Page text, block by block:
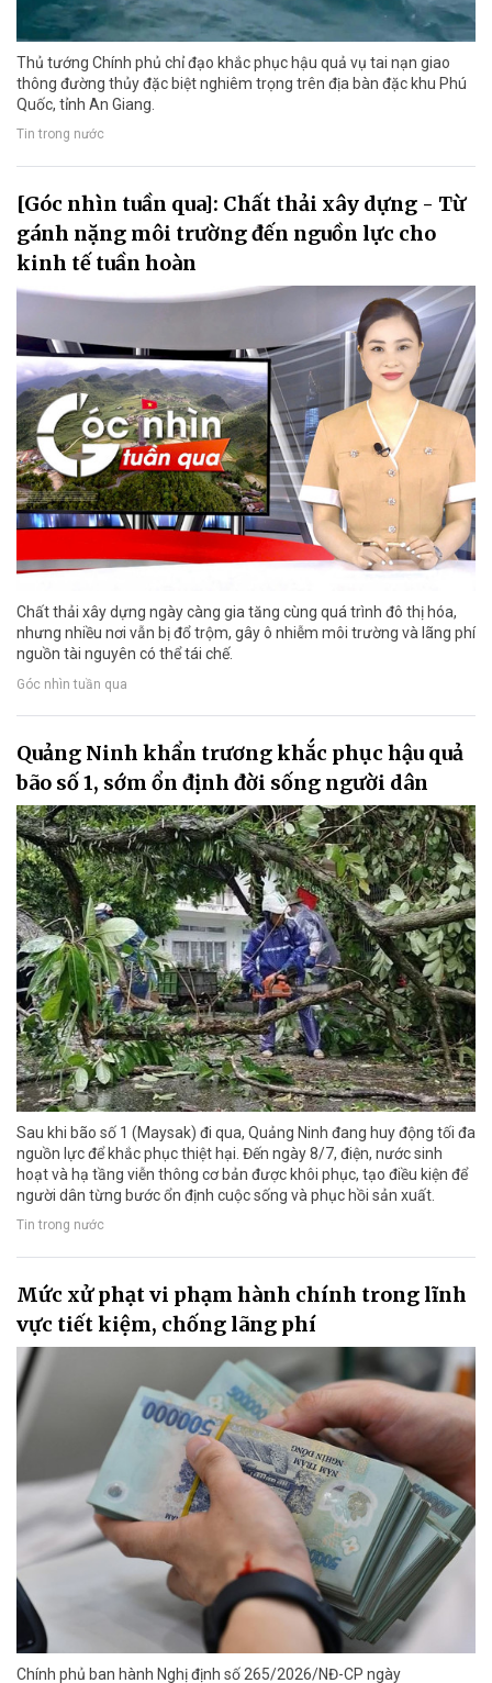
Thủ tướng Chính phủ chỉ đạo khắc phục hậu quả vụ tai nạn giao
thông đường thủy đặc biệt nghiêm trọng trên địa bàn đặc khu Phú
Quốc, tỉnh An Giang.
Tin trong nước
[Góc nhìn tuần qua]: Chất thải xây dựng - Từ
gánh nặng môi trường đến nguồn lực cho
kinh tế tuần hoàn
Chất thải xây dựng ngày càng gia tăng cùng quá trình đô thị hóa,
nhưng nhiều nơi vẫn bị đổ trộm, gây ô nhiễm môi trường và lãng phí
nguồn tài nguyên có thể tái chế.
Góc nhìn tuần qua
Quảng Ninh khẩn trương khắc phục hậu quả
bão số 1, sớm ổn định đời sống người dân
Sau khi bão số 1 (Maysak) đi qua, Quảng Ninh đang huy động tối đa
nguồn lực để khắc phục thiệt hại. Đến ngày 8/7, điện, nước sinh
hoạt và hạ tầng viễn thông cơ bản được khôi phục, tạo điều kiện để
người dân từng bước ổn định cuộc sống và phục hồi sản xuất.
Tin trong nước
Mức xử phạt vi phạm hành chính trong lĩnh
vực tiết kiệm, chống lãng phí
Chính phủ ban hành Nghị định số 265/2026/NĐ-CP ngày